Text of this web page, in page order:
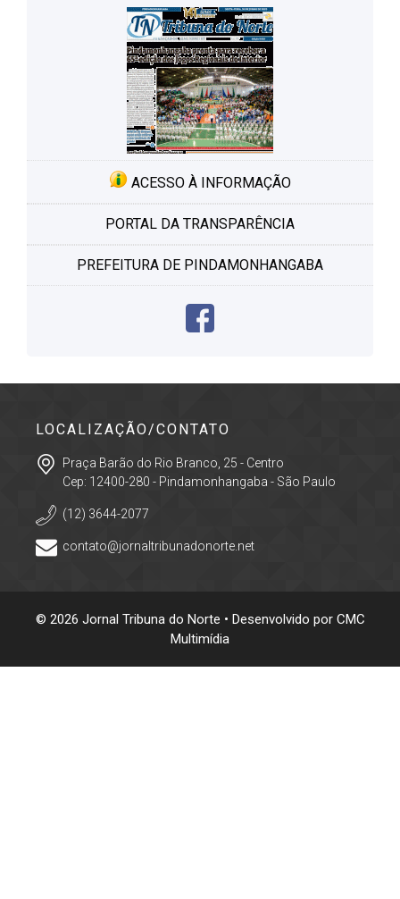
ACESSO À INFORMAÇÃO
PORTAL DA TRANSPARÊNCIA
PREFEITURA DE PINDAMONHANGABA
LOCALIZAÇÃO/CONTATO
Praça Barão do Rio Branco, 25 - Centro
Cep: 12400-280 - Pindamonhangaba - São Paulo
(12) 3644-2077
contato@jornaltribunadonorte.net
© 2026 Jornal Tribuna do Norte • Desenvolvido por CMC
Multimídia